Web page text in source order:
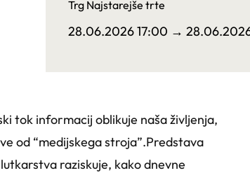
Trg Najstarejše trte
28.06.2026 17:00 →
tok informacij oblikuje naša življenja,
od “medijskega stroja”.Predstava
raziskuje, kako dnevne